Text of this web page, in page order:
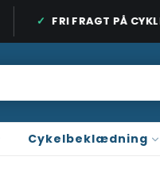
FRI FRAGT PÅ
Cykelbeklædning
3 BUTIKKER PÅ